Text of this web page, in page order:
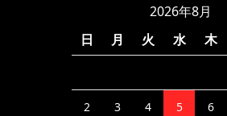
2026年8月
日
月 火 水 木
2 3 4 5 6